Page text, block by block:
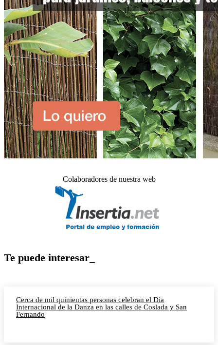
Colaboradores de nuestra web
Te puede interesar_
Cerca de mil quinientas personas celebran el Día
Internacional de la Danza en las calles de Coslada y San
Fernando